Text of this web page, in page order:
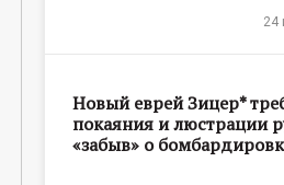
24
Новый еврей Зицер*
покаяния и люстрации
«забыв» о